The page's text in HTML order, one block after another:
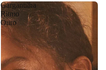
Gargantilha
Ritmo
Ouro